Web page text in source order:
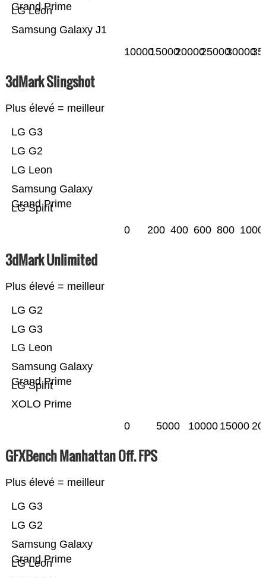
Samsung Galaxy J1
LG Leon
Grand Prime
1000015000200002500030000
3dMark Slingshot
Plus élevé = meilleur
LG Spirit
Samsung Galaxy
Grand Prime
LG Leon
LG G2
LG G3
0 200 400 600 800 1000
3dMark Unlimited
Plus élevé = meilleur
XOLO Prime
LG Spirit
Samsung Galaxy
Grand Prime
LG Leon
LG G3
LG G2
0 5000 10000 15000
GFXBench Manhattan Off. FPS
Plus élevé = meilleur
LG Leon
Samsung Galaxy
Grand Prime
LG G2
LG G3